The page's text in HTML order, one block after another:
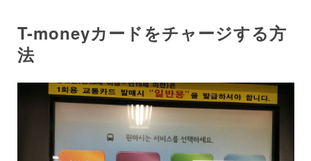
T-moneyカードをチャージする方
法